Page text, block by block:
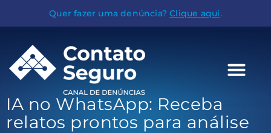
Quer fazer uma denúncia?Clique aqui.
IA no WhatsApp: Receba
relatos prontos para análise